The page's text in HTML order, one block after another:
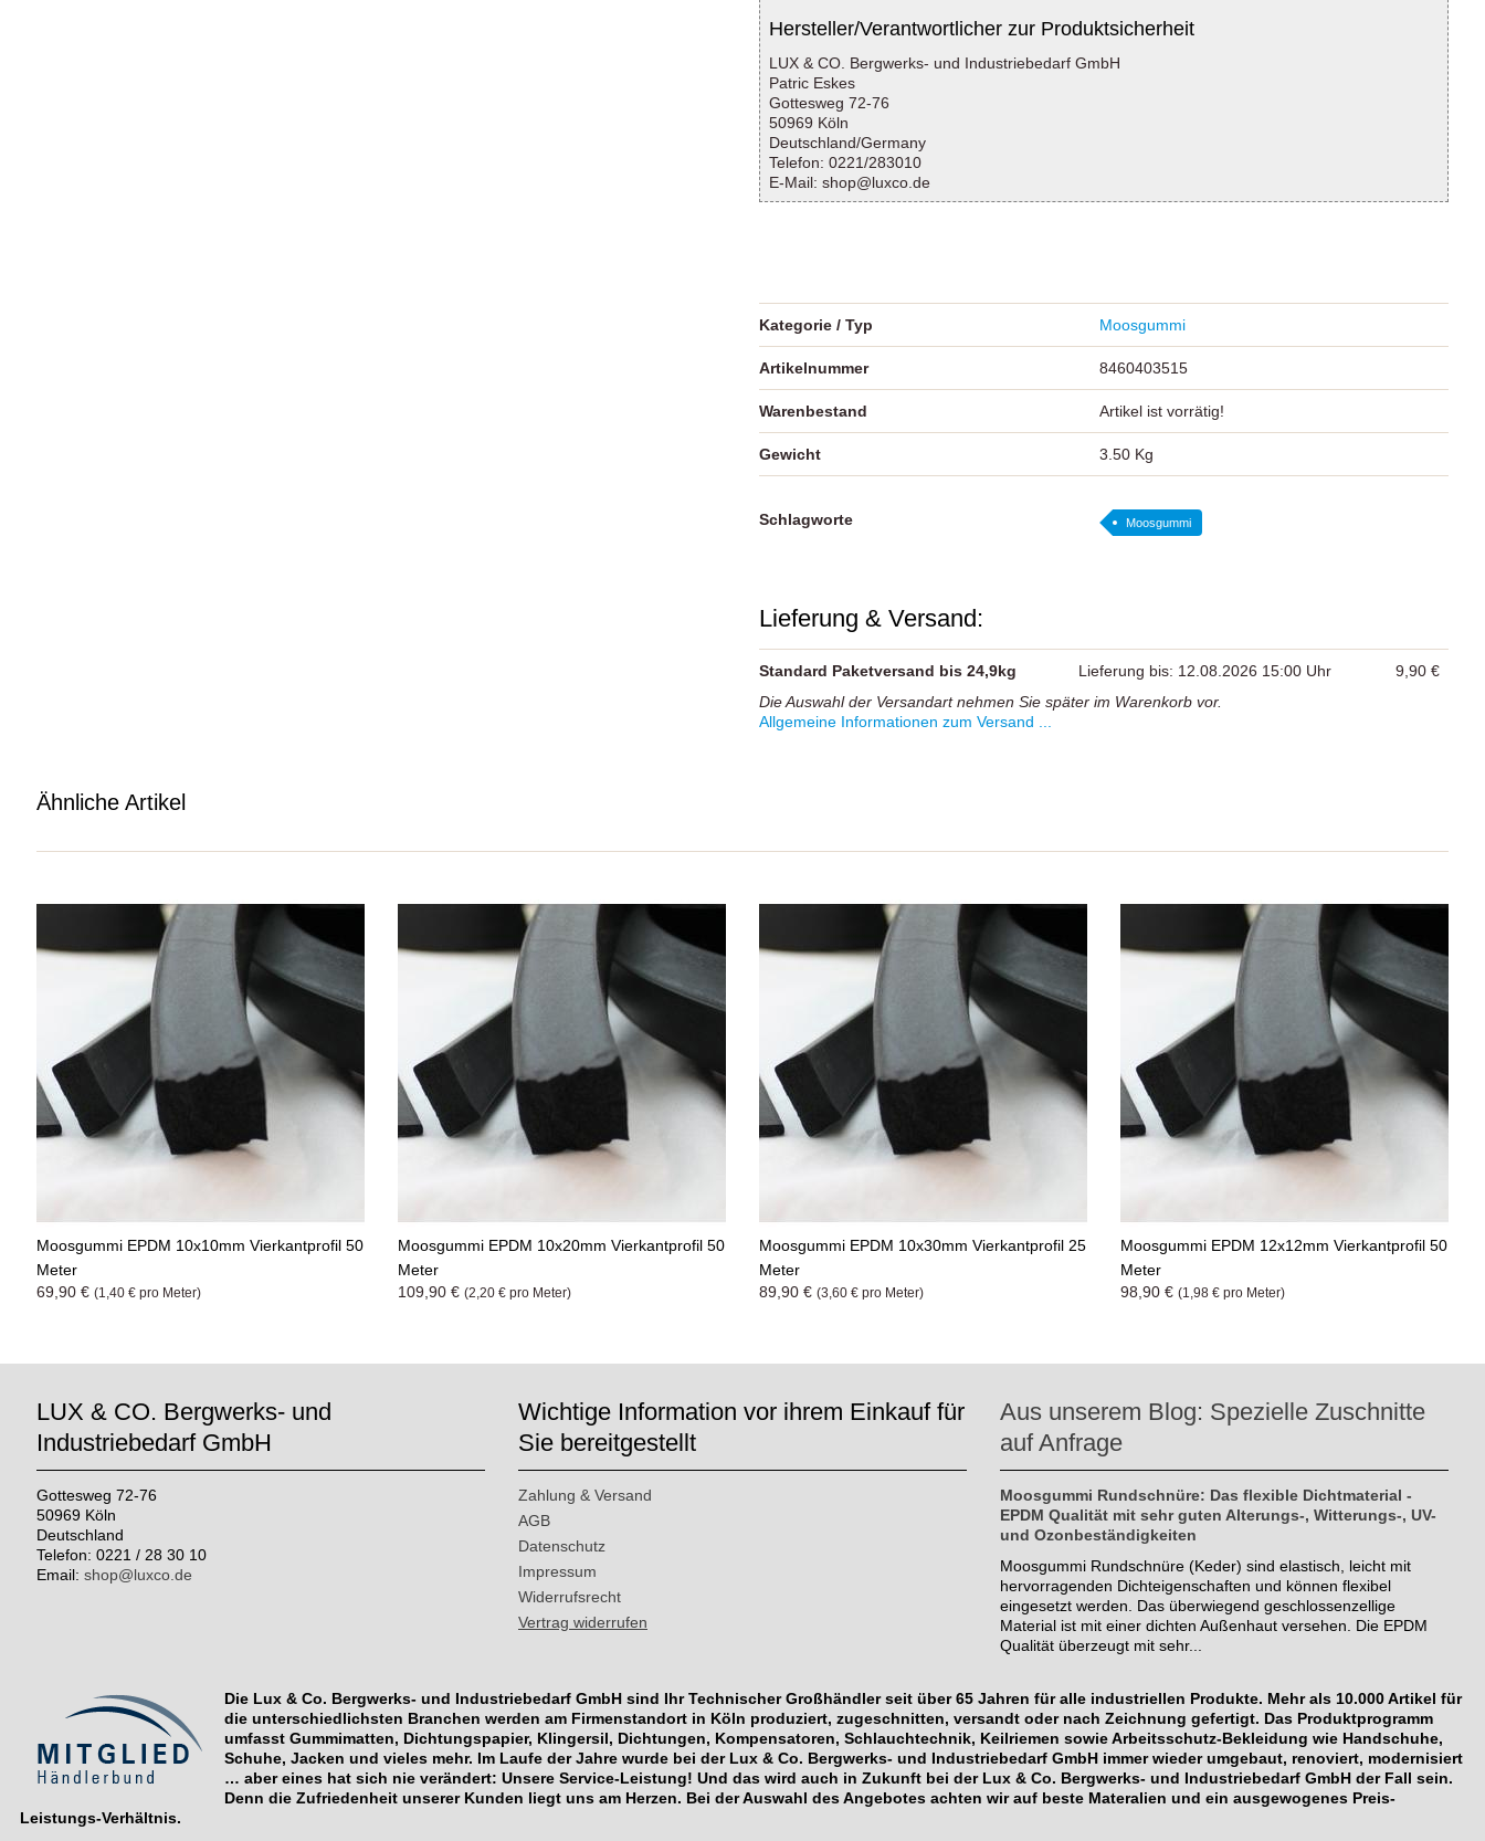
Hersteller/Verantwortlicher zur Produktsicherheit
LUX & CO. Bergwerks- und Industriebedarf GmbH
Patric Eskes
Gottesweg 72-76
50969 Köln
Deutschland/Germany
Telefon: 0221/283010
E-Mail: shop@luxco.de
Kategorie / Typ Moosgummi
Artikelnummer 8460403515
Warenbestand Artikel ist vorrätig!
Gewicht 3.50 Kg
Schlagworte Moosgummi
Lieferung & Versand:
Standard Paketversand bis 24,9kg Lieferung bis: 12.08.2026 15:00 Uhr
9,90 €
Die Auswahl der Versandart nehmen Sie später im Warenkorb vor.
Allgemeine Informationen zum Versand ...
Ähnliche Artikel
Moosgummi EPDM 10x10mm Vierkantprofil 50
Meter
69,90 € (1,40 € pro Meter)
Moosgummi EPDM 10x20mm Vierkantprofil 50
Meter
109,90 € (2,20 € pro Meter)
Moosgummi EPDM 10x30mm Vierkantprofil 25
Meter
89,90 € (3,60 € pro Meter)
Moosgummi EPDM 12x12mm Vierkantprofil 50
Meter
98,90 € (1,98 € pro Meter)
LUX & CO. Bergwerks- und
Industriebedarf GmbH
Gottesweg 72-76
50969 Köln
Deutschland
Telefon: 0221 / 28 30 10
Email: shop@luxco.de
Wichtige Information vor ihrem Einkauf für
Sie bereitgestellt
Zahlung & Versand
AGB
Datenschutz
Impressum
Widerrufsrecht
Vertrag widerrufen
Aus unserem Blog: Spezielle Zuschnitte
auf Anfrage
Moosgummi Rundschnüre: Das flexible Dichtmaterial -
EPDM Qualität mit sehr guten Alterungs-, Witterungs-, UV-
und Ozonbeständigkeiten
Moosgummi Rundschnüre (Keder) sind elastisch, leicht mit
hervorragenden Dichteigenschaften und können flexibel
eingesetzt werden. Das überwiegend geschlossenzellige
Material ist mit einer dichten Außenhaut versehen. Die EPDM
Qualität überzeugt mit sehr...
Die Lux & Co. Bergwerks- und Industriebedarf GmbH sind Ihr Technischer Großhändler seit über 65 Jahren für alle industriellen Produkte. Mehr als 10.000 Artikel für
die unterschiedlichsten Branchen werden am Firmenstandort in Köln produziert, zugeschnitten, versandt oder nach Zeichnung gefertigt. Das Produktprogramm
umfasst Gummimatten, Dichtungspapier, Klingersil, Dichtungen, Kompensatoren, Schlauchtechnik, Keilriemen sowie Arbeitsschutz-Bekleidung wie Handschuhe,
Schuhe, Jacken und vieles mehr. Im Laufe der Jahre wurde bei der Lux & Co. Bergwerks- und Industriebedarf GmbH immer wieder umgebaut, renoviert, modernisiert
… aber eines hat sich nie verändert: Unsere Service-Leistung! Und das wird auch in Zukunft bei der Lux & Co. Bergwerks- und Industriebedarf GmbH der Fall sein.
Denn die Zufriedenheit unserer Kunden liegt uns am Herzen. Bei der Auswahl des Angebotes achten wir auf beste Materalien und ein ausgewogenes Preis-
Leistungs-Verhältnis.